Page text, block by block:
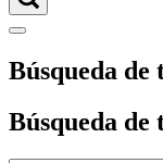
Búsqueda de
Búsqueda de